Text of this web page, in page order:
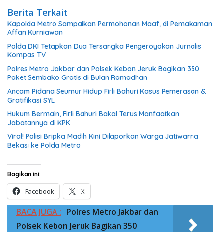
Berita Terkait
Kapolda Metro Sampaikan Permohonan Maaf, di Pemakaman
Affan Kurniawan
Polda DKI Tetapkan Dua Tersangka Pengeroyokan Jurnalis
Kompas TV
Polres Metro Jakbar dan Polsek Kebon Jeruk Bagikan 350
Paket Sembako Gratis di Bulan Ramadhan
Ancam Pidana Seumur Hidup Firli Bahuri Kasus Pemerasan &
Gratifikasi SYL
Hukum Bermain, Firli Bahuri Bakal Terus Manfaatkan
Jabatannya di KPK
Viral! Polisi Bripka Madih Kini Dilaporkan Warga Jatiwarna
Bekasi ke Polda Metro
Bagikan ini:
Facebook X
BACA JUGA : Polres Metro Jakbar dan
Polsek Kebon Jeruk Bagikan 350